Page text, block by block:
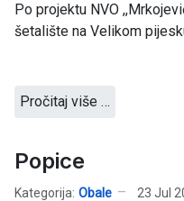
Po projektu NVO
šetalište na Velikom
Pročitaj više …
Popice
Kategorija: Obale 23 Jul